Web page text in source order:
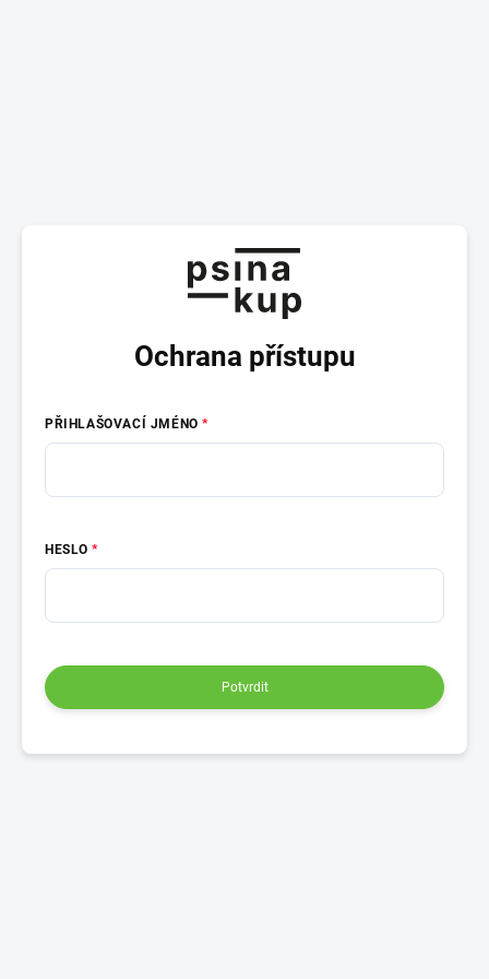
Ochrana přístupu
PŘIHLAŠOVACÍ JMÉNO
HESLO
Potvrdit